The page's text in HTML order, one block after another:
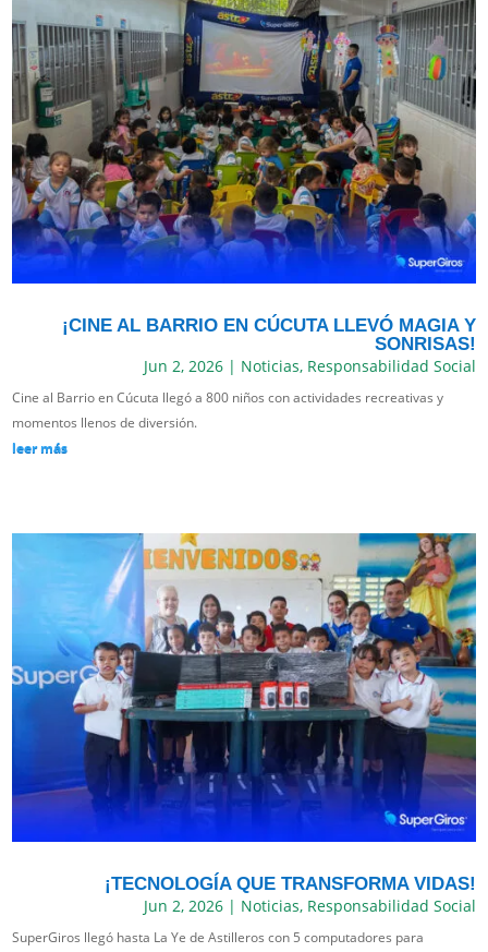
¡CINE AL BARRIO EN CÚCUTA LLEVÓ MAGIA Y
SONRISAS!
Jun 2, 2026| Noticias, Responsabilidad Social
Cine al Barrio en Cúcuta llegó a 800 niños con actividades recreativas y
momentos llenos de diversión.
leer más
¡TECNOLOGÍA QUE TRANSFORMA VIDAS!
Jun 2, 2026| Noticias, Responsabilidad Social
SuperGiros llegó hasta La Ye de Astilleros con 5 computadores para